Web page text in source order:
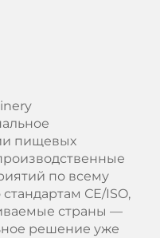
пищевых
по всему
СЕ/ISO,
страны —
решение уже